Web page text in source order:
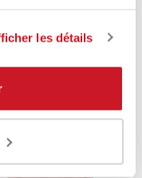
les détails